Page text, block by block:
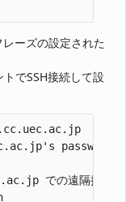
ーズの設定された
でSSH接続して設
password:
での遠隔操作